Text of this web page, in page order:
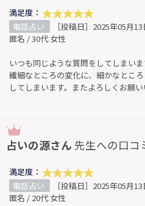
満足度：
電話占い
［投稿日］2025年05月13
匿名 / 30代 女性
いつも同じような質問をしてしまい
繊細なところの変化に、細かなとこ
してしまいます。またよろしくお願い
占いの源さん 先生への口コ
満足度：
電話占い
［投稿日］2025年05月13
匿名 / 20代 女性